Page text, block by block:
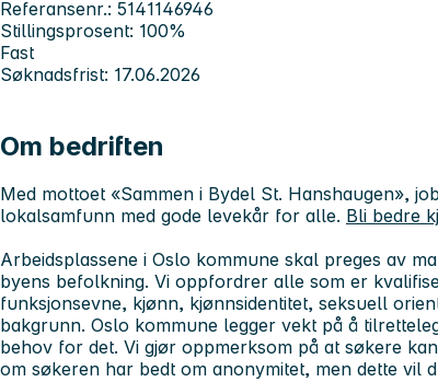
Referansenr.: 5141146946
Stillingsprosent: 100%
Fast
Søknadsfrist: 17.06.2026
Om bedriften
Med mottoet «Sammen i Bydel St. Hanshaugen»,
lokalsamfunn med gode levekår for alle. Bli bedre
Arbeidsplassene i Oslo kommune skal preges av
byens befolkning. Vi oppfordrer alle som er
funksjonsevne, kjønn, kjønnsidentitet, seksuell
bakgrunn. Oslo kommune legger vekt på å
behov for det. Vi gjør oppmerksom på at søkere
om søkeren har bedt om anonymitet, men dette vil